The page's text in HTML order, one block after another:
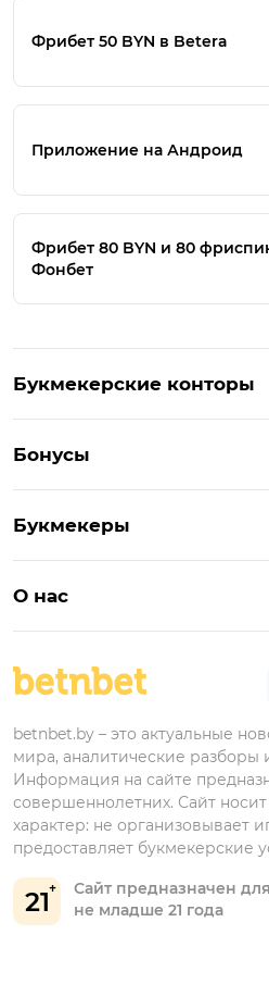
Фрибет 50 BYN в Betera
Приложение на Андроид
Фрибет 80 BYN и 80
Фонбет
Букмекерские конторы
Букмекеры на Андроид
БК для ставок на киберспорт
Бонусы
Бонус на депозит
Бонусы Бетера
Бонусы Винлайн
Букмекеры
Марафонбет
О нас
21
Сайт предназначен
не младше 21 года
betnbet.by – это актуальные
мира, аналитические разборы
Информация на сайте
совершеннолетних. Сайт
характер: не организовывает
предоставляет букмекерские